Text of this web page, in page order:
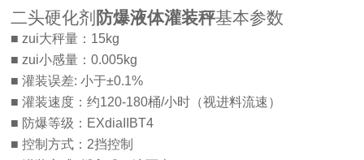
二头硬化剂 防爆液体灌装秤基本参数
■ zui大秤量：15kg
■ zui小感量：0.005kg
■ 灌装误差:小于±0.1%
■ 灌装速度：约120-180桶/小时（视进料流速）
■ 防爆等级：EXdiaIIBT4
■ 控制方式：2挡控制